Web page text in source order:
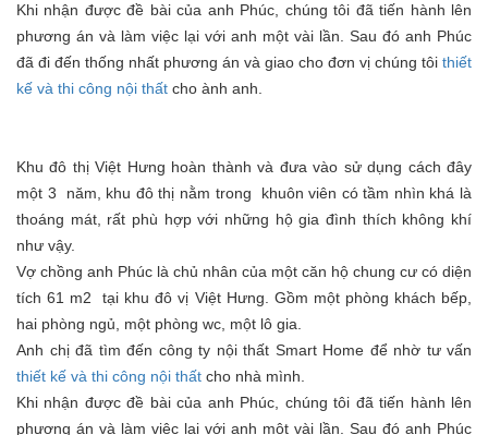
Khi nhận được đề bài của anh Phúc, chúng tôi đã tiến hành lên
phương án và làm việc lại với anh một vài lần. Sau đó anh Phúc
đã đi đến thống nhất phương án và giao cho đơn vị chúng tôi thiết
kế và thi công nội thất cho ành anh.
Khu đô thị Việt Hưng hoàn thành và đưa vào sử dụng cách đây
một 3 năm, khu đô thị nằm trong khuôn viên có tầm nhìn khá là
thoáng mát, rất phù hợp với những hộ gia đình thích không khí
như vậy.
Vợ chồng anh Phúc là chủ nhân của một căn hộ chung cư có diện
tích 61 m2 tại khu đô vị Việt Hưng. Gồm một phòng khách bếp,
hai phòng ngủ, một phòng wc, một lô gia.
Anh chị đã tìm đến công ty nội thất Smart Home để nhờ tư vấn
thiết kế và thi công nội thất cho nhà mình.
Khi nhận được đề bài của anh Phúc, chúng tôi đã tiến hành lên
phương án và làm việc lại với anh một vài lần. Sau đó anh Phúc